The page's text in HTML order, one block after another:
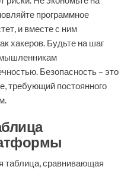
программное
и вместе с ним
хакеров. Будьте на шаг
Безопасность – это
требующий постоянного
таблица, сравнивающая